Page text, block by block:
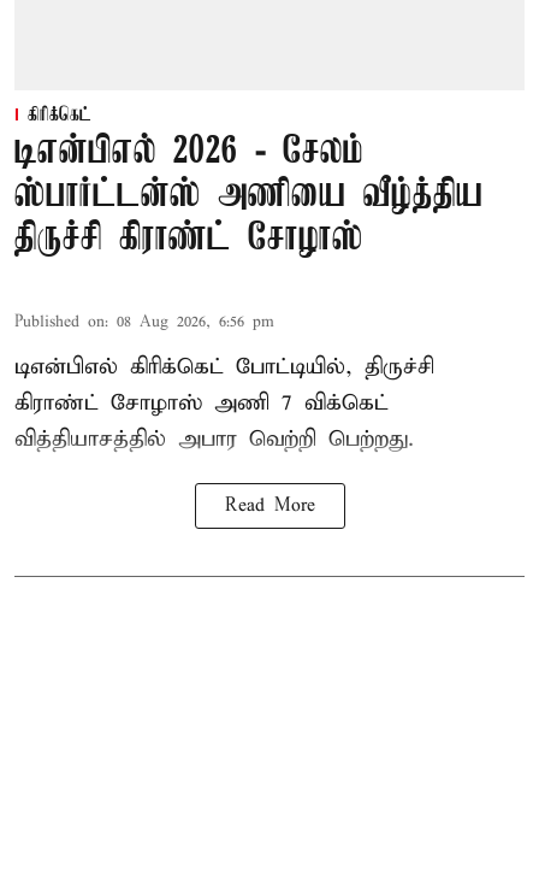
கிரிக்கெட்
டிஎன்பிஎல் 2026 - சேலம்
ஸ்பார்ட்டன்ஸ் அணியை வீழ்த்திய
திருச்சி கிராண்ட் சோழாஸ்
Published on: 08 Aug 2026, 6:56 pm
டிஎன்பிஎல் கிரிக்கெட் போட்டியில், திருச்சி
கிராண்ட் சோழாஸ் அணி 7 விக்கெட்
வித்தியாசத்தில் அபார வெற்றி பெற்றது.
Read More